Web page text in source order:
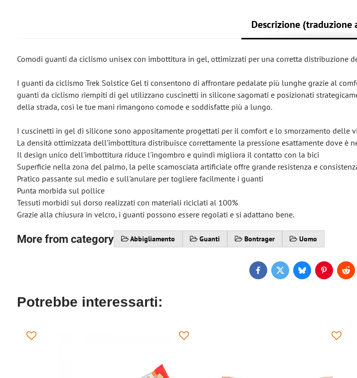
Descrizione (traduzione
Comodi guanti da ciclismo unisex con imbottitura in gel, ottimizzati per una corretta distribuzione
I guanti da ciclismo Trek Solstice Gel ti consentono di affrontare pedalate più lunghe grazie al
guanti da ciclismo riempiti di gel utilizzano cuscinetti in silicone sagomati e posizionati
della strada, così le tue mani rimangono comode e soddisfatte più a lungo.
I cuscinetti in gel di silicone sono appositamente progettati per il comfort e lo smorzamento delle
La densità ottimizzata dell'imbottitura distribuisce correttamente la pressione esattamente dove è
Il design unico dell'imbottitura riduce l'ingombro e quindi migliora il contatto con la bici
Superficie nella zona del palmo, la pelle scamosciata artificiale offre grande resistenza e
Pratico passante sul medio e sull'anulare per togliere facilmente i guanti
Punta morbida sul pollice
Tessuti morbidi sul dorso realizzati con materiali riciclati al 100%
Grazie alla chiusura in velcro, i guanti possono essere regolati e si adattano bene.
More from category Abbigliamento Guanti Bontrager Uomo
FacebookTwitterBlueskyPinterest
Potrebbe interessarti: